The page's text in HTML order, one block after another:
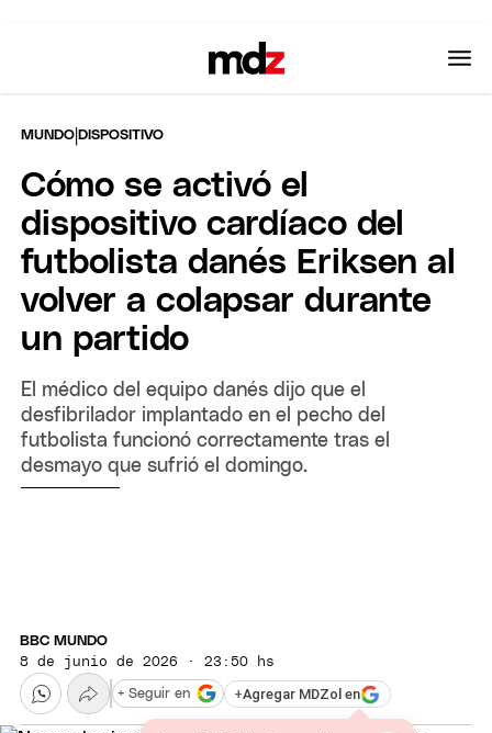
MUNDO |DISPOSITIVO
Cómo se activó el
dispositivo cardíaco del
futbolista danés Eriksen al
volver a colapsar durante
un partido
El médico del equipo danés dijo que el
desfibrilador implantado en el pecho del
futbolista funcionó correctamente tras el
desmayo que sufrió el domingo.
BBC MUNDO
8 de junio de 2026 · 23:50 hs
+Agregar MDZol en
+ Seguir en